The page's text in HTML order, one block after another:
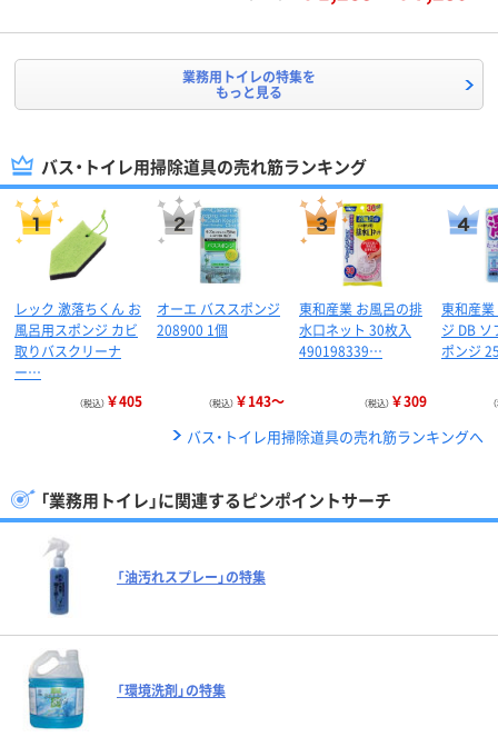
業務用トイレの特集を
もっと見る
バス・トイレ用掃除道具の売れ筋ランキング
レック 激落ちくん お
風呂用スポンジ カビ
取りバスクリーナ
ー…
（税込） ￥405
オーエ バススポンジ
208900 1個
（税込） ￥143～
東和産業 お風呂の排
水口ネット 30枚入
490198339…
（税込） ￥309
東和産
ジ DB ソ
ポンジ
バス・トイレ用掃除道具の売れ筋ランキングへ
「業務用トイレ」に関連するピンポイントサーチ
「油汚れスプレー」の特集
「環境洗剤」の特集